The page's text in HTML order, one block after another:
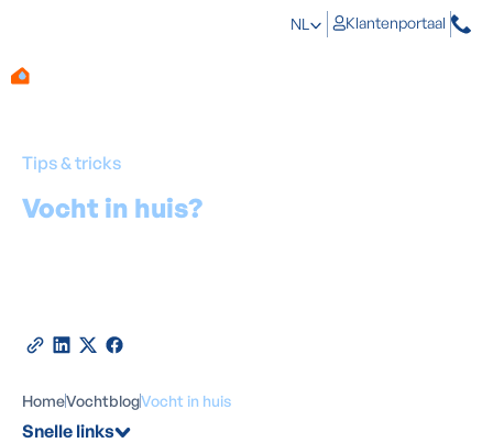
NL Klantenportaal
Tips & tricks
Vocht in huis?
HomeVochtblogVocht in huis
Snelle links